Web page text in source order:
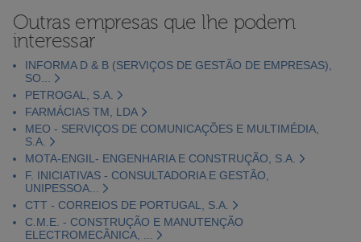
Outras empresas que lhe podem
interessar
INFORMA D & B (SERVIÇOS DE GESTÃO DE EMPRESAS),
SO...
PETROGAL, S.A.
FARMÁCIAS TM, LDA
MEO - SERVIÇOS DE COMUNICAÇÕES E MULTIMÉDIA,
S.A.
MOTA-ENGIL- ENGENHARIA E CONSTRUÇÃO, S.A.
F. INICIATIVAS - CONSULTADORIA E GESTÃO,
UNIPESSOA...
CTT - CORREIOS DE PORTUGAL, S.A.
C.M.E. - CONSTRUÇÃO E MANUTENÇÃO
ELECTROMECÂNICA, ...